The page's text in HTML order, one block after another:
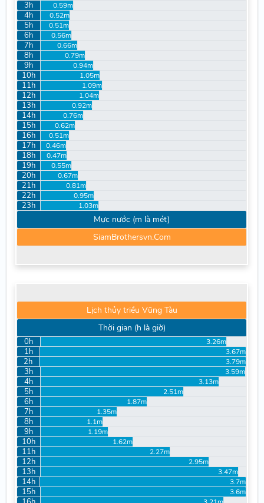
3h 0.59m
4h 0.52m
5h 0.51m
6h 0.56m
7h 0.66m
8h 0.79m
9h 0.94m
10h 1.05m
11h 1.09m
12h 1.04m
13h 0.92m
14h 0.76m
15h 0.62m
16h 0.51m
17h 0.46m
18h 0.47m
19h 0.55m
20h 0.67m
21h 0.81m
22h 0.95m
23h 1.03m
Mực nước (m là mét)
SiamBrothersvn.Com
Lịch thủy triều Vũng Tàu
Thời gian (h là giờ)
0h 3.26m
1h 3.67m
2h 3.79m
3h 3.59m
4h 3.13m
5h 2.51m
6h 1.87m
7h 1.35m
8h 1.1m
9h 1.19m
10h 1.62m
11h 2.27m
12h 2.95m
13h 3.47m
14h 3.7m
15h 3.6m